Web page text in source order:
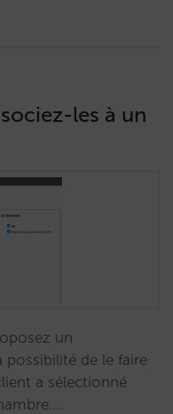
les à un
un
possibilité de le faire
a sélectionné